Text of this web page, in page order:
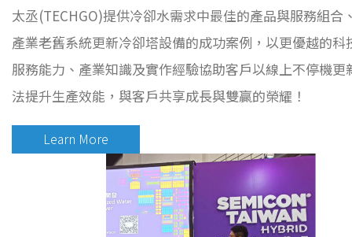
太丞(TECHGO)提供冷卻水需求中最佳的產品與服務組合
產業老舊系統更新冷卻塔設備的成功案例，以更優越的科
服務能力、產業知識及實作經驗協助客戶以線上不停機更
法提升生產效能，與客戶共享成長與雙贏的榮耀！
Learn More